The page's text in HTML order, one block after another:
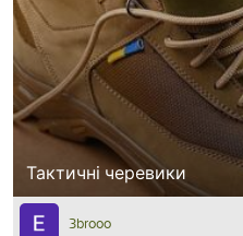
Тактичні черевики
3brooo